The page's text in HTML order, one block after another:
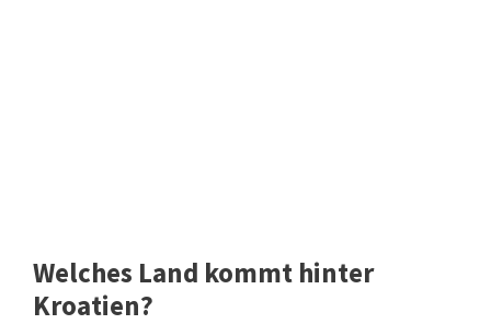
Welches Land kommt hinter
Kroatien?